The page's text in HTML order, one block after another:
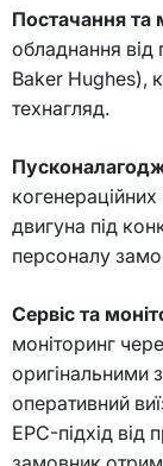
Постачання та
обладнання від
Baker Hughes),
технагляд.
двигуна під
персоналу
Сервіс та
моніторинг
оригінальними
оперативний
EPC-підхід